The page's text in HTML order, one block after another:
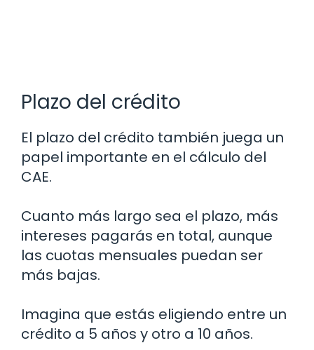
Plazo del crédito
El plazo del crédito también juega un
papel importante en el cálculo del
CAE.
Cuanto más largo sea el plazo, más
intereses pagarás en total, aunque
las cuotas mensuales puedan ser
más bajas.
Imagina que estás eligiendo entre un
crédito a 5 años y otro a 10 años.